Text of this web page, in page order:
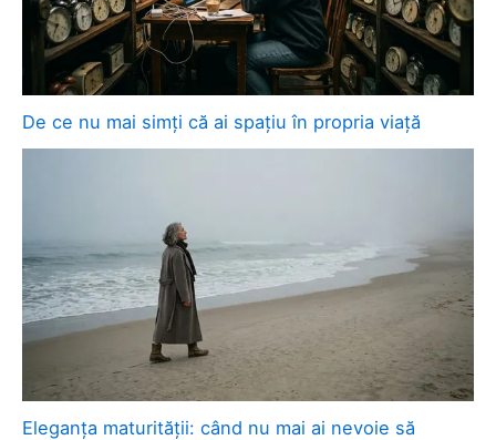
De ce nu mai simți că ai spațiu în propria viață
Eleganța maturității: când nu mai ai nevoie să